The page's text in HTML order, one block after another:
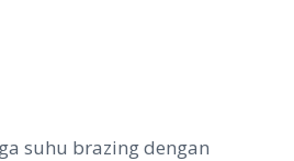
suhu brazing dengan